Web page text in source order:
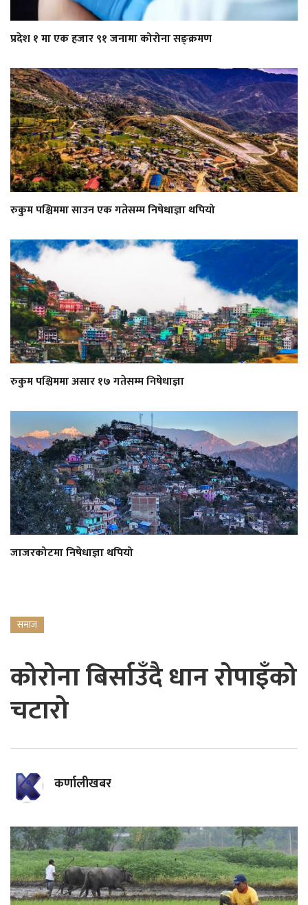
प्रदेश १ मा एक हजार ९१ जनामा कोरोना सङ्क्रमण
रुकुम पश्चिममा साउन एक गतेसम्म निषेधाज्ञा थपियो
रुकुम पश्चिममा असार १७ गतेसम्म निषेधाज्ञा
जाजरकोटमा निषेधाज्ञा थपियो
समाज
कोरोना बिर्साउँदै धान रोपाइँको
चटारो
कर्णालीखबर